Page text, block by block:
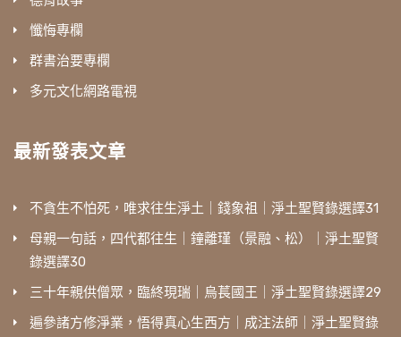
懺悔專欄
群書治要專欄
多元文化網路電視
最新發表文章
不貪生不怕死，唯求往生淨土｜錢象祖｜淨土聖賢錄選譯31
母親一句話，四代都往生｜鐘離瑾（景融、松）｜淨土聖賢
錄選譯30
三十年親供僧眾，臨終現瑞｜烏萇國王｜淨土聖賢錄選譯29
遍參諸方修淨業，悟得真心生西方｜成注法師｜淨土聖賢錄